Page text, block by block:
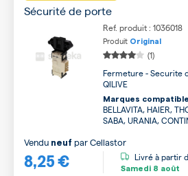
Sécurité de porte
Ref. produit : 1036018
Produit Original
(1)
Fermeture - Securite
QILIVE
Marques
BELLAVITA, HAIER,
SABA, URANIA,
8,25 €
Vendu neuf parCellastor
Livré à partir
Samedi 8 août